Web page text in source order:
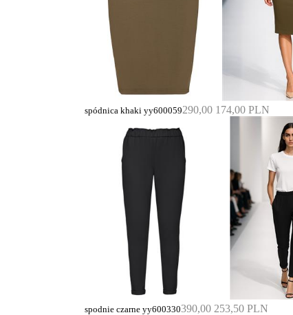
spódnica khaki yy600059290,00 174,00 PLN
spodnie czarne yy600330390,00 253,50 PLN